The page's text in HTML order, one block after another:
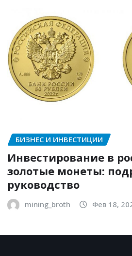
БИЗНЕС И ИНВЕСТИЦИИ
Инвестирование в
золотые монеты:
руководство
mining_broth Фев 18,